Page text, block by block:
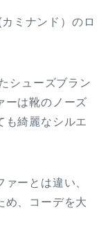
ミナンド）のロ
シューズブラン
ーは靴のノーズ
も綺麗なシルエ
ーとは違い、
め、コーデを大